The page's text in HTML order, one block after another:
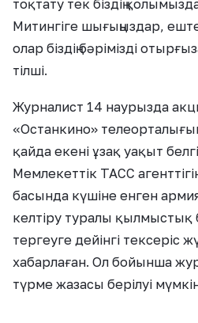
тоқтату тек біздің
Митингіге шығыңыздар,
олар біздің бәрімізді
тілші.
Журналист 14 наурызда
«Останкино»
қайда екені ұзақ уақыт
Мемлекеттік ТАСС
басында күшіне енген
келтіру туралы
тергеуге дейінгі тексеріс
хабарлаған. Ол бойынша
түрме жазасы берілуі